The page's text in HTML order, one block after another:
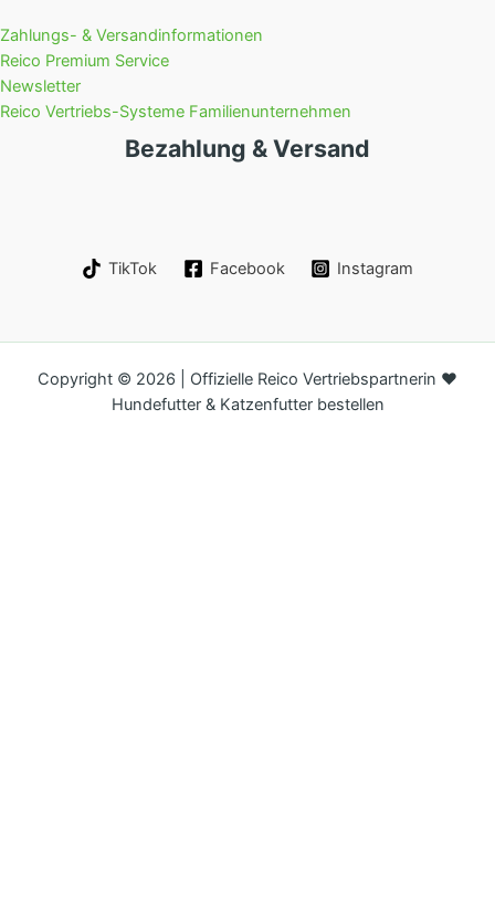
Zahlungs- & Versandinformationen
Reico Premium Service
Newsletter
Reico Vertriebs-Systeme Familienunternehmen
Bezahlung & Versand
TikTok Facebook Instagram
Copyright © 2026 | Offizielle Reico Vertriebspartnerin ❤️
Hundefutter & Katzenfutter bestellen